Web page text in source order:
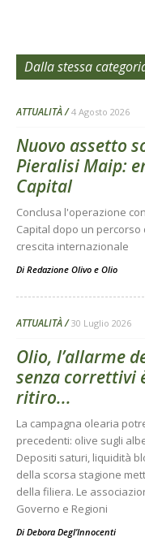
Dalla stessa
ATTUALITÀ 4 Agosto 2026
Nuovo assetto
Pieralisi Maip:
Capital
Conclusa l'operazione
Capital dopo un
crescita internazionale
Di Redazione Olivo e Olio
ATTUALITÀ 30 Luglio 2026
Olio, l’allarme
senza correttivi
ritiro...
La campagna olearia
precedenti: olive sugli
Depositi saturi, liquidità
della scorsa stagione
della filiera. Le
Governo e Regioni
Di Debora Degl’Innocenti